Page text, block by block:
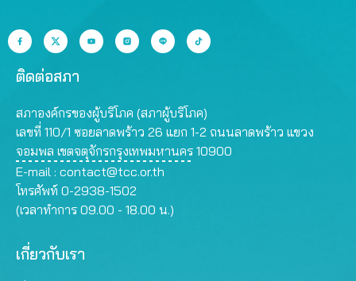
ติดต่อสภา
สภาองค์กรของผู้บริโภค (สภาผู้บริโภค)
เลขที่ 110/1 ซอยลาดพร้าว 26 แยก 1-2 ถนนลาดพร้าว แขวง
จอมพล เขตจตุจักรกรุงเทพมหานคร 10900
E-mail : contact@tcc.or.th
โทรศัพท์ 0-2938-1502
(เวลาทำการ 09.00 - 18.00 น.)
เกี่ยวกับเรา